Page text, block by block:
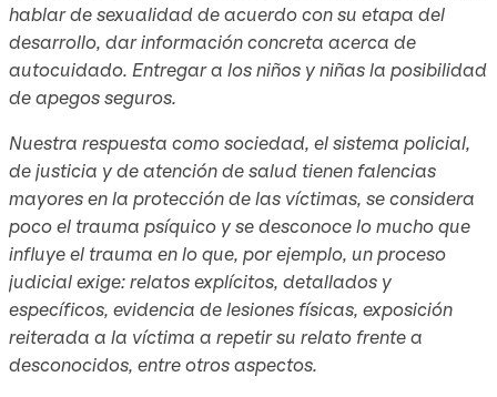
hablar de sexualidad de acuerdo con su etapa del
desarrollo, dar información concreta acerca de
autocuidado. Entregar a los niños y niñas la posibilidad
de apegos seguros.
Nuestra respuesta como sociedad, el sistema policial,
de justicia y de atención de salud tienen falencias
mayores en la protección de las víctimas, se considera
poco el trauma psíquico y se desconoce lo mucho que
influye el trauma en lo que, por ejemplo, un proceso
judicial exige: relatos explícitos, detallados y
específicos, evidencia de lesiones físicas, exposición
reiterada a la víctima a repetir su relato frente a
desconocidos, entre otros aspectos.